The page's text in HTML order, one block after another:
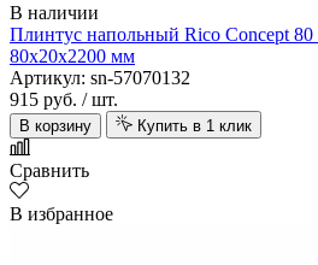
В наличии
Плинтус напольный Rico Concept
80х20х2200 мм
Артикул: sn-57070132
915 руб. / шт.
В корзину Купить в 1 клик
Сравнить
В избранное